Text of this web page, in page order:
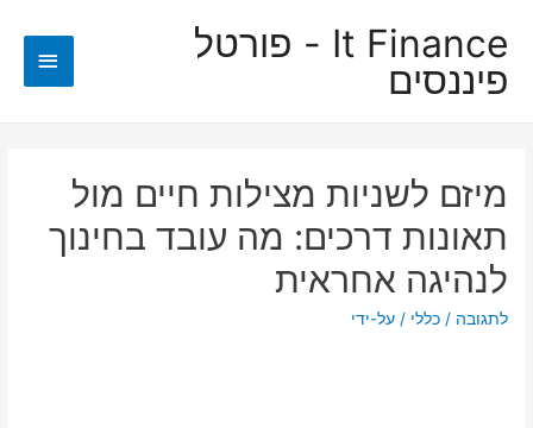
It Finance - פורטל
פיננסים
מיזם לשניות מצילות חיים מול
תאונות דרכים: מה עובד בחינוך
לנהיגה אחראית
לתגובה /כללי / על-ידי